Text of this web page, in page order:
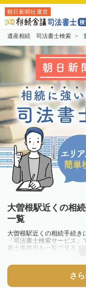
朝日新聞社運営
遺産相続 司法書士検索
大曽根駅近くの相
一覧
大曽根駅近くの相続手続き
「司法書士検索サービス
書士事務所を一覧で見るこ
えている方は一度近隣の司
さ